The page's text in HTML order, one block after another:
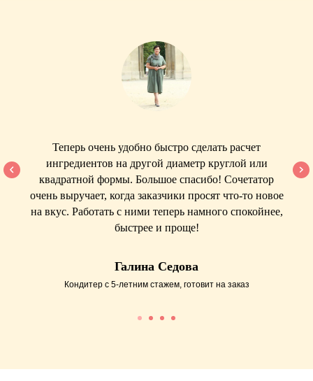
Теперь очень удобно быстро сделать расчет
ингредиентов на другой диаметр круглой или
квадратной формы. Большое спасибо! Сочетатор
очень выручает, когда заказчики просят что-то новое
на вкус. Работать с ними теперь намного спокойнее,
быстрее и проще!
Галина Седова
Кондитер с 5-летним стажем, готовит на заказ